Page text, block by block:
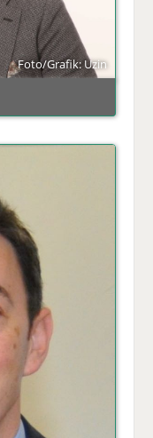
Foto/Grafik: Uzin